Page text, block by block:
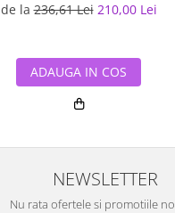
de la236,61 Lei 210,00 Lei
ADAUGA IN COS
NEWSLETTER
Nu rata ofertele si promotiile